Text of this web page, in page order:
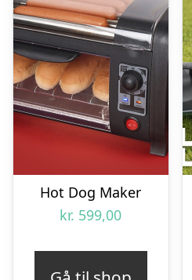
Hot Dog Maker
kr. 599,00